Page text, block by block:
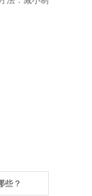
些？